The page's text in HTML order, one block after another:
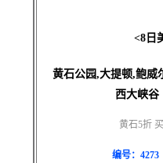
<8日
黄石公园,大提顿,鲍威
西大峡谷
黄石5折
编号：4273